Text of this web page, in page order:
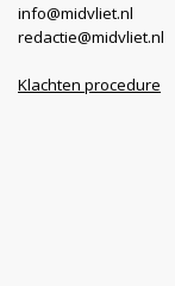
info@midvliet.nl
redactie@midvliet.nl
Klachten procedure